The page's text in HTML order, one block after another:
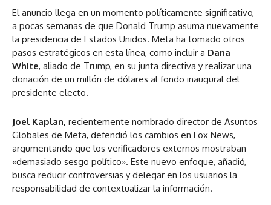
El anuncio llega en un momento políticamente significativo,
a pocas semanas de que Donald Trump asuma nuevamente
la presidencia de Estados Unidos. Meta ha tomado otros
pasos estratégicos en esta línea, como incluir a Dana
White, aliado de Trump, en su junta directiva y realizar una
donación de un millón de dólares al fondo inaugural del
presidente electo.
Joel Kaplan, recientemente nombrado director de Asuntos
Globales de Meta, defendió los cambios en Fox News,
argumentando que los verificadores externos mostraban
«demasiado sesgo político». Este nuevo enfoque, añadió,
busca reducir controversias y delegar en los usuarios la
responsabilidad de contextualizar la información.